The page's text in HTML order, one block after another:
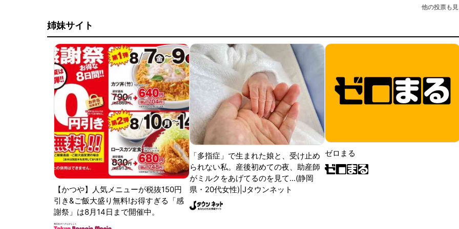
他の投票も
姉妹サイト
【かつや】人気メニューが税抜150円
引き&ご飯大盛り無料!お得すぎる「感
謝祭」は8月14日まで開催中。
「多指症」で生まれた娘と、受け止め
られない私。産後初めての夜、助産師
がミルクをあげてるのを見て...(静岡
県・20代女性)|Jタウンネット
ゼロまる